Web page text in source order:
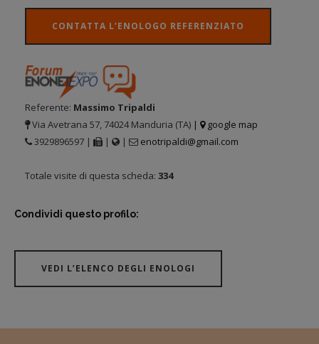
CONTATTA L’ENOLOGO REFERENZIATO
Referente: Massimo Tripaldi
Via Avetrana 57, 74024 Manduria (TA) |
google map
3929896597 |
| | enotripaldi@gmail.com
Totale visite di questa scheda: 334
Condividi questo profilo:
VEDI L’ELENCO DEGLI ENOLOGI